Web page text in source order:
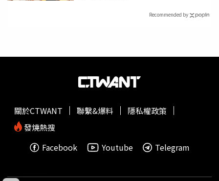
Recommended by
關於CTWANT 聯繫&爆料
隱私權政策
發燒熱搜
Facebook
Youtube Telegram